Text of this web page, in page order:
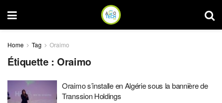
Home Tag Oraimo
Étiquette :Oraimo
Oraimo s’installe en Algérie sous la bannière de
Transsion Holdings